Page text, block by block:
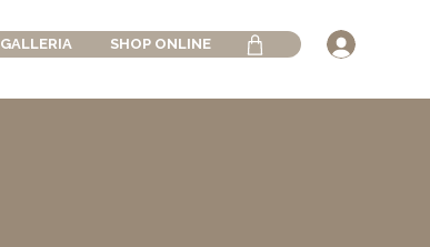
GALLERIA SHOP ONLINE